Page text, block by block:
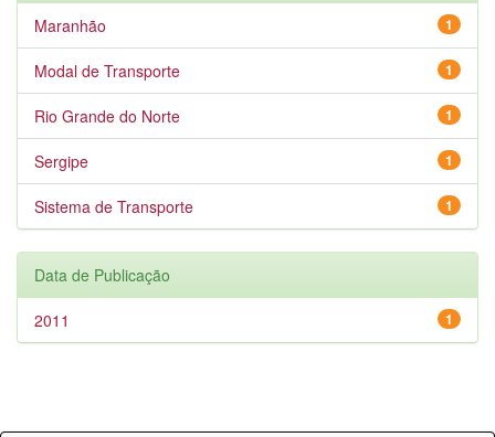
1
Maranhão
1
Modal de Transporte
1
Rio Grande do Norte
1
Sergipe
1
Sistema de Transporte
Data de Publicação
1
2011